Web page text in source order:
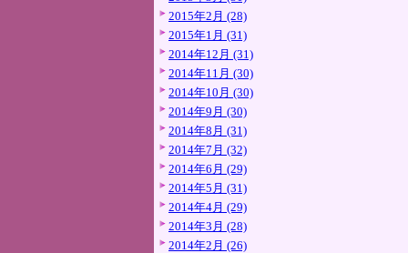
2015年2月 (28)
2015年1月 (31)
2014年12月 (31)
2014年11月 (30)
2014年10月 (30)
2014年9月 (30)
2014年8月 (31)
2014年7月 (32)
2014年6月 (29)
2014年5月 (31)
2014年4月 (29)
2014年3月 (28)
2014年2月 (26)